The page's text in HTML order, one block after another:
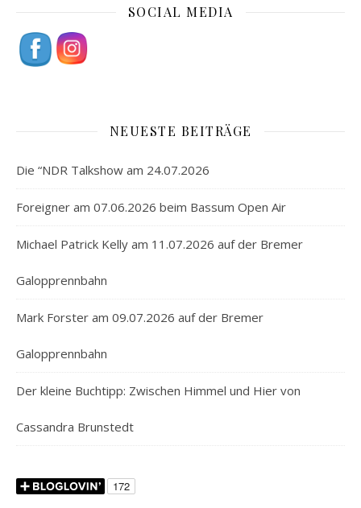
SOCIAL MEDIA
NEUESTE BEITRÄGE
Die “NDR Talkshow am 24.07.2026
Foreigner am 07.06.2026 beim Bassum Open Air
Michael Patrick Kelly am 11.07.2026 auf der Bremer
Galopprennbahn
Mark Forster am 09.07.2026 auf der Bremer
Galopprennbahn
Der kleine Buchtipp: Zwischen Himmel und Hier von
Cassandra Brunstedt